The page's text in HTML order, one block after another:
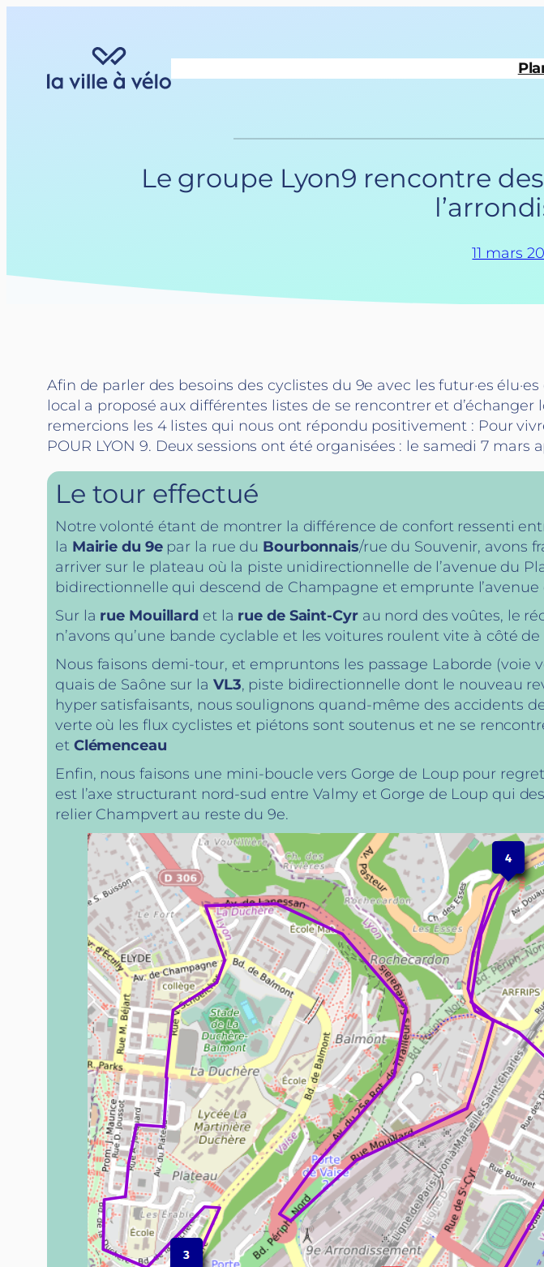
Le groupe Lyon9 rencontre
11 mars
Afin de parler des besoins des cyclistes du 9e avec les futur·es
local a proposé aux différentes listes de se rencontrer et
remercions les 4 listes qui nous ont répondu positivement : Pour
POUR LYON 9. Deux sessions ont été organisées : le samedi 7
Le tour effectué
Notre volonté étant de montrer la différence de confort ressenti
la Mairie du 9epar la rue du Bourbonnais/rue du Souvenir, avons
arriver sur le plateau où la piste unidirectionnelle de l’avenue du
bidirectionnelle qui descend de Champagne et emprunte
Sur la rue Mouillard et la rue de Saint-Cyrau nord des voûtes, le
n’avons qu’une bande cyclable et les voitures roulent vite à côté de
Nous faisons demi-tour, et empruntons les passage Laborde (voie
quais de Saône sur la VL3, piste bidirectionnelle dont le nouveau
hyper satisfaisants, nous soulignons quand-même des accidents
verte où les flux cyclistes et piétons sont soutenus et ne se
et Clémenceau
Enfin, nous faisons une mini-boucle vers Gorge de Loup pour
est l’axe structurant nord-sud entre Valmy et Gorge de Loup qui
relier Champvert au reste du 9e.